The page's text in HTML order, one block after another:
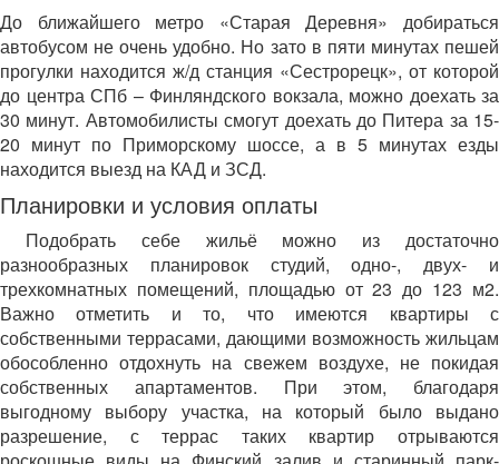
До ближайшего метро «Старая Деревня» добираться
автобусом не очень удобно. Но зато в пяти минутах пешей
прогулки находится ж/д станция «Сестрорецк», от которой
до центра СПб – Финляндского вокзала, можно доехать за
30 минут. Автомобилисты смогут доехать до Питера за 15-
20 минут по Приморскому шоссе, а в 5 минутах езды
находится выезд на КАД и ЗСД.
Планировки и условия оплаты
Подобрать себе жильё можно из достаточно
разнообразных планировок студий, одно-, двух- и
трехкомнатных помещений, площадью от 23 до 123 м2.
Важно отметить и то, что имеются квартиры с
собственными террасами, дающими возможность жильцам
обособленно отдохнуть на свежем воздухе, не покидая
собственных апартаментов. При этом, благодаря
выгодному выбору участка, на который было выдано
разрешение, с террас таких квартир отрываются